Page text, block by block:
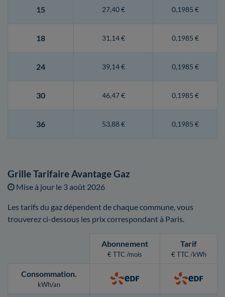
15 27,40 € 0,1985 €
18 31,14 € 0,1985 €
24 39,14 € 0,1985 €
30 46,47 € 0,1985 €
36 53,88 € 0,1985 €
Grille Tarifaire Avantage Gaz
Mise à jour le 3 août 2026
Les tarifs du gaz dépendent de chaque commune, vous
trouverez ci-dessous les prix correspondant à Paris.
Abonnement
€ TTC /mois
Tarif
€ TTC /kWh
Consommation.
kWh/an